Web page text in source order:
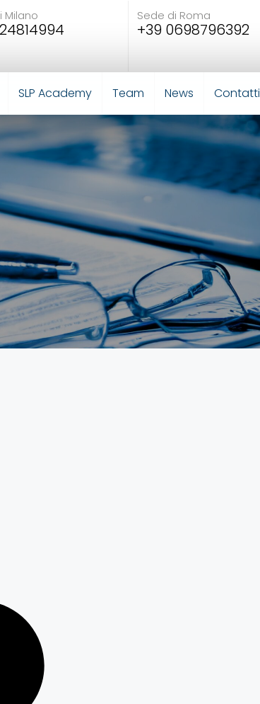
Milano Sede di Roma
+39 0698796392
SLP Academy Team News Contatti